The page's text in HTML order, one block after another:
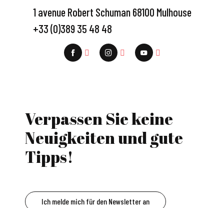
1 avenue Robert Schuman 68100 Mulhouse
+33 (0)389 35 48 48
Verpassen Sie keine
Neuigkeiten und gute
Tipps!
Ich melde mich für den Newsletter an